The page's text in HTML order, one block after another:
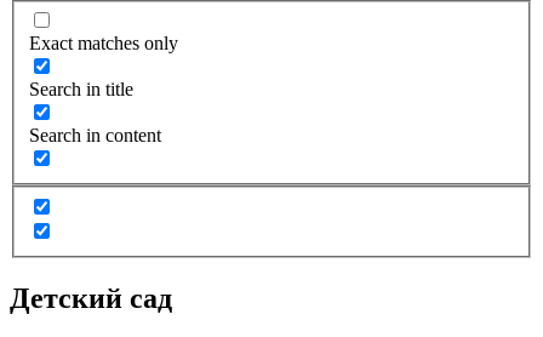
Exact matches only
Search in title
Search in content
Детский сад